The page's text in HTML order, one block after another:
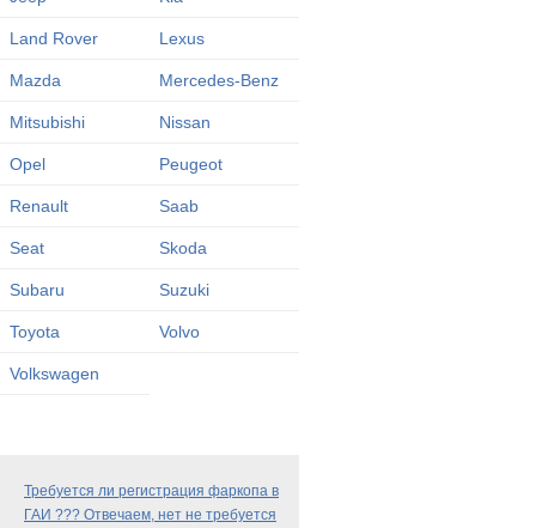
Land Rover Lexus
Mazda Mercedes-Benz
Mitsubishi Nissan
Opel Peugeot
Renault Saab
Seat Skoda
Subaru Suzuki
Toyota Volvo
Volkswagen
Требуется ли регистрация фаркопа в
ГАИ ??? Отвечаем, нет не требуется